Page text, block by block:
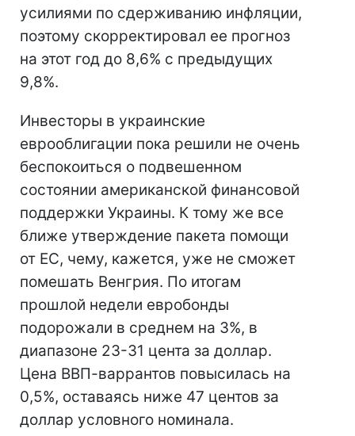
усилиями по сдерживанию инфляции,
поэтому скорректировал ее прогноз
на этот год до 8,6% с предыдущих
9,8%.
Инвесторы в украинские
еврооблигации пока решили не очень
беспокоиться о подвешенном
состоянии американской финансовой
поддержки Украины. К тому же все
ближе утверждение пакета помощи
от ЕС, чему, кажется, уже не сможет
помешать Венгрия. По итогам
прошлой недели евробонды
подорожали в среднем на 3%, в
диапазоне 23-31 цента за доллар.
Цена ВВП-варрантов повысилась на
0,5%, оставаясь ниже 47 центов за
доллар условного номинала.